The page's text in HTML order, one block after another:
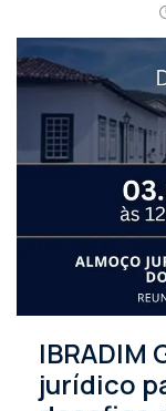
IBRADIM
jurídico